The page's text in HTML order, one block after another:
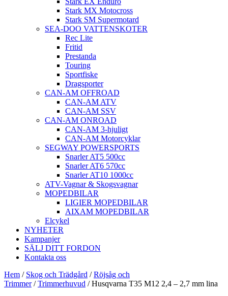
Stark MX Motocross
Stark SM Supermotard
SEA-DOO VATTENSKOTER
Rec Lite
Fritid
Prestanda
Touring
Sportfiske
Dragsporter
CAN-AM OFFROAD
CAN-AM ATV
CAN-AM SSV
CAN-AM ONROAD
CAN-AM 3-hjuligt
CAN-AM Motorcyklar
SEGWAY POWERSPORTS
Snarler AT5 500cc
Snarler AT6 570cc
Snarler AT10 1000cc
ATV-Vagnar & Skogsvagnar
MOPEDBILAR
LIGIER MOPEDBILAR
AIXAM MOPEDBILAR
Elcykel
NYHETER
Kampanjer
SÄLJ DITT FORDON
Kontakta oss
Hem / Skog och Trädgård /Röjsåg och
Trimmer/Trimmerhuvud / Husqvarna T35 M12 2,4 – 2,7 mm lina